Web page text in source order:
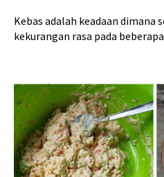
Kebas adalah keadaan dimana
kekurangan rasa pada